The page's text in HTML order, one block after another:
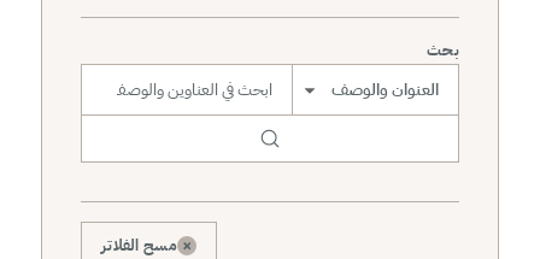
بحث
× مسح الفلاتر